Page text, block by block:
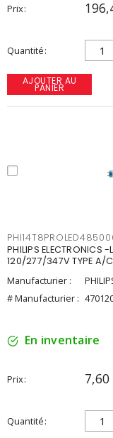
Prix
Quantité
AJOUTER AU
PANIER
PHILIPS ELECTRONICS
120/277/347V TYPE A/C
Manufacturier :
# Manufacturier :
En inventaire
Prix 7,60
Quantité